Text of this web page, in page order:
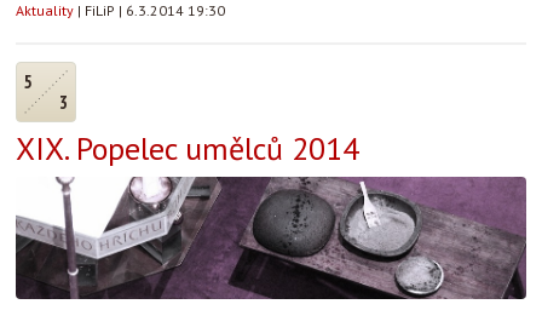
Aktuality | FiLiP | 6.3.2014 19:30
5
3
XIX. Popelec umělců 2014